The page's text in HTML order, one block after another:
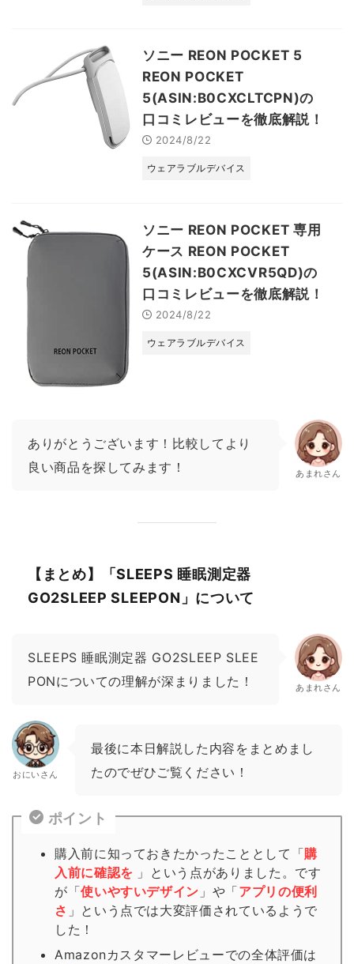
ソニー REON POCKET 5
REON POCKET
5(ASIN:B0CXCLTCPN)の
口コミレビューを徹底解説！
2024/8/22
ウェアラブルデバイス
ソニー REON POCKET 専用
ケース REON POCKET
5(ASIN:B0CXCVR5QD)の
口コミレビューを徹底解説！
2024/8/22
ウェアラブルデバイス
ありがとうございます！比較してより
良い商品を探してみます！
あまれさん
【まとめ】「SLEEPS 睡眠測定器
GO2SLEEP SLEEPON」について
SLEEPS 睡眠測定器 GO2SLEEP SLEE
PONについての理解が深まりました！
あまれさん
おにいさん
最後に本日解説した内容をまとめまし
たのでぜひご覧ください！
ポイント
購入前に知っておきたかったこととして「購
入前に確認を 」という点がありました。です
が「使いやすいデザイン 」や「アプリの便利
さ 」という点では大変評価されているようで
した！
Amazonカスタマーレビューでの全体評価は